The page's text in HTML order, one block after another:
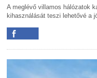
A meglévő villamos hálózatok
kihasználását teszi lehetővé a